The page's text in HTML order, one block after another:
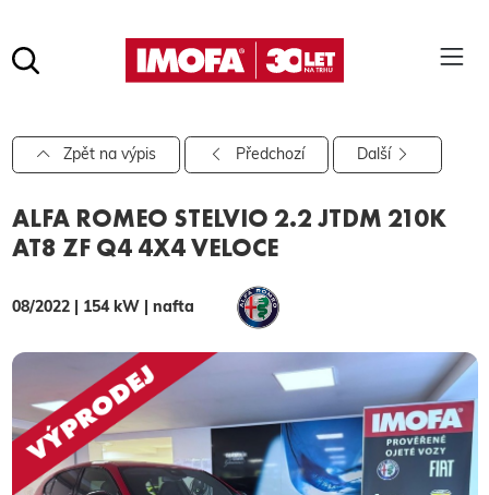
hledat
Pro vyhledávání zadejte alespoň 3 znaky.
Zpět na výpis Předchozí Další
ALFA ROMEO STELVIO 2.2 JTDM 210K
AT8 ZF Q4 4X4 VELOCE
08/2022 | 154 kW | nafta